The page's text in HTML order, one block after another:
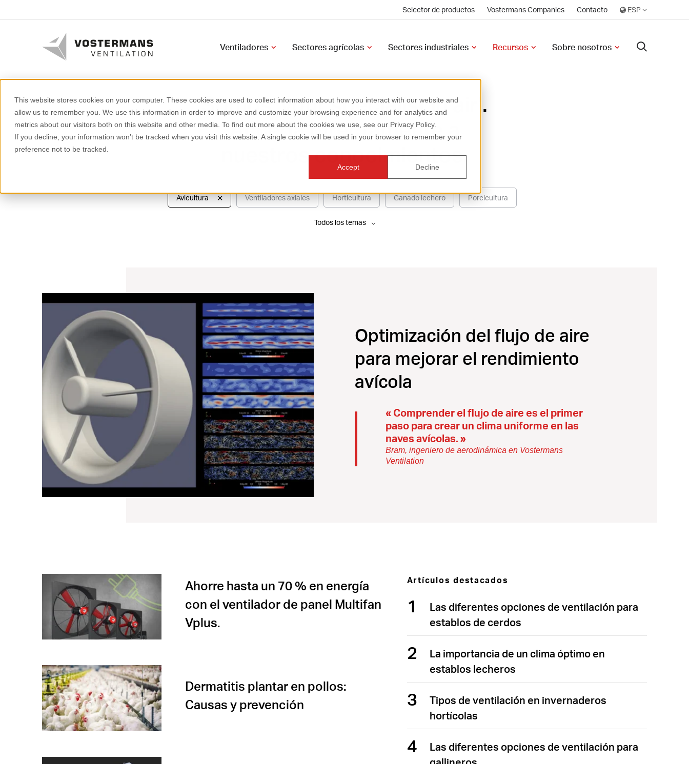
This website stores cookies on your computer. These cookies are used to collect information about how you interact with our website and
allow us to remember you. We use this information in order to improve and customize your browsing experience and for analytics and
metrics about our visitors both on this website and other media. To find out more about the cookies we use, see our Privacy Policy.
If you decline, your information won’t be tracked when you visit this website. A single cookie will be used in your browser to remember your
preference not to be tracked.
Accept Decline
Selector de productos Vostermans Companies Contacto
Ventiladores Sectores agrícolas Sectores industriales Recursos Sobre nosotros
Somos 'your specialist in air'.
Acceda directamente a
nuestros conocimientos.
Avicultura Ventiladores axiales Horticultura Ganado lechero Porcicultura
Todos los temas
Optimización del flujo de aire
para mejorar el rendimiento
avícola
« Comprender el flujo de aire es el primer
paso para crear un clima uniforme en las
naves avícolas. »
Bram, ingeniero de aerodinámica en Vostermans
Ventilation
Ahorre hasta un 70 % en energía
con el ventilador de panel Multifan
Vplus.
Dermatitis plantar en pollos:
Causas y prevención
Artículos destacados
1
Las diferentes opciones de ventilación para
establos de cerdos
2
La importancia de un clima óptimo en
establos lecheros
3
Tipos de ventilación en invernaderos
hortícolas
4
Las diferentes opciones de ventilación para